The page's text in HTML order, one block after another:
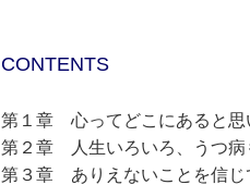
CONTENTS
第１章 心ってどこにあると思
第２章 人生いろいろ、うつ病
第３章 ありえないことを信じ